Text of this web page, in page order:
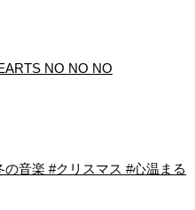
NO NO NO
音楽 #クリスマス #心温まる